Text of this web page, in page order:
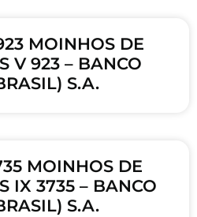
MOINHOS DE
V 923 – BANCO
S.A.
MOINHOS DE
IX 3735 – BANCO
S.A.